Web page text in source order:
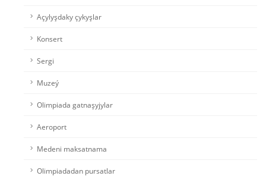
Açylyşdaky çykyşlar
Konsert
Sergi
Muzeý
Olimpiada gatnaşyjylar
Aeroport
Medeni maksatnama
Olimpiadadan pursatlar